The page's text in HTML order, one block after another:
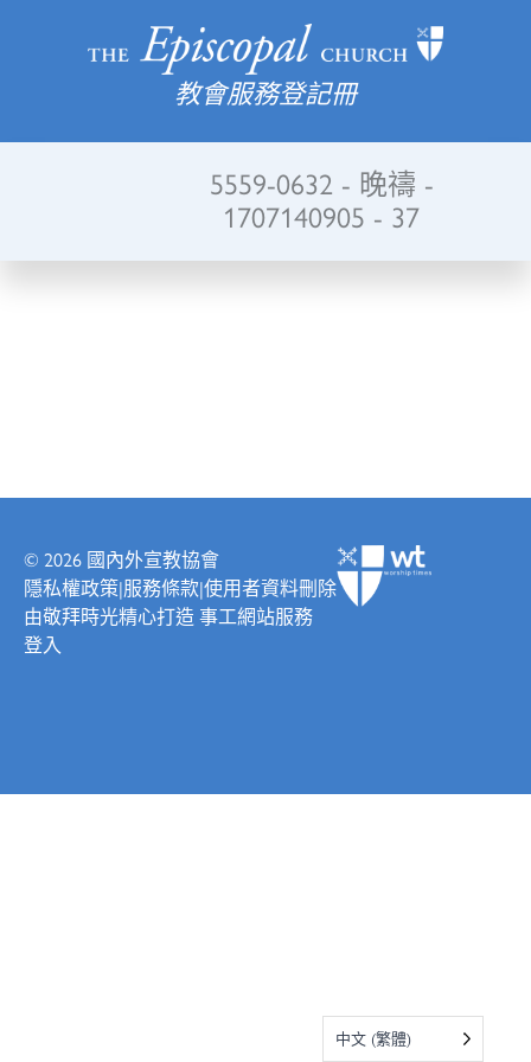
教會服務登記冊
5559-0632 - 晚禱 -
1707140905 - 37
© 2026 國內外宣教協會
隱私權政策|服務條款|使用者資料刪除
由敬拜時光精心打造 事工網站服務
登入
中文 (繁體)